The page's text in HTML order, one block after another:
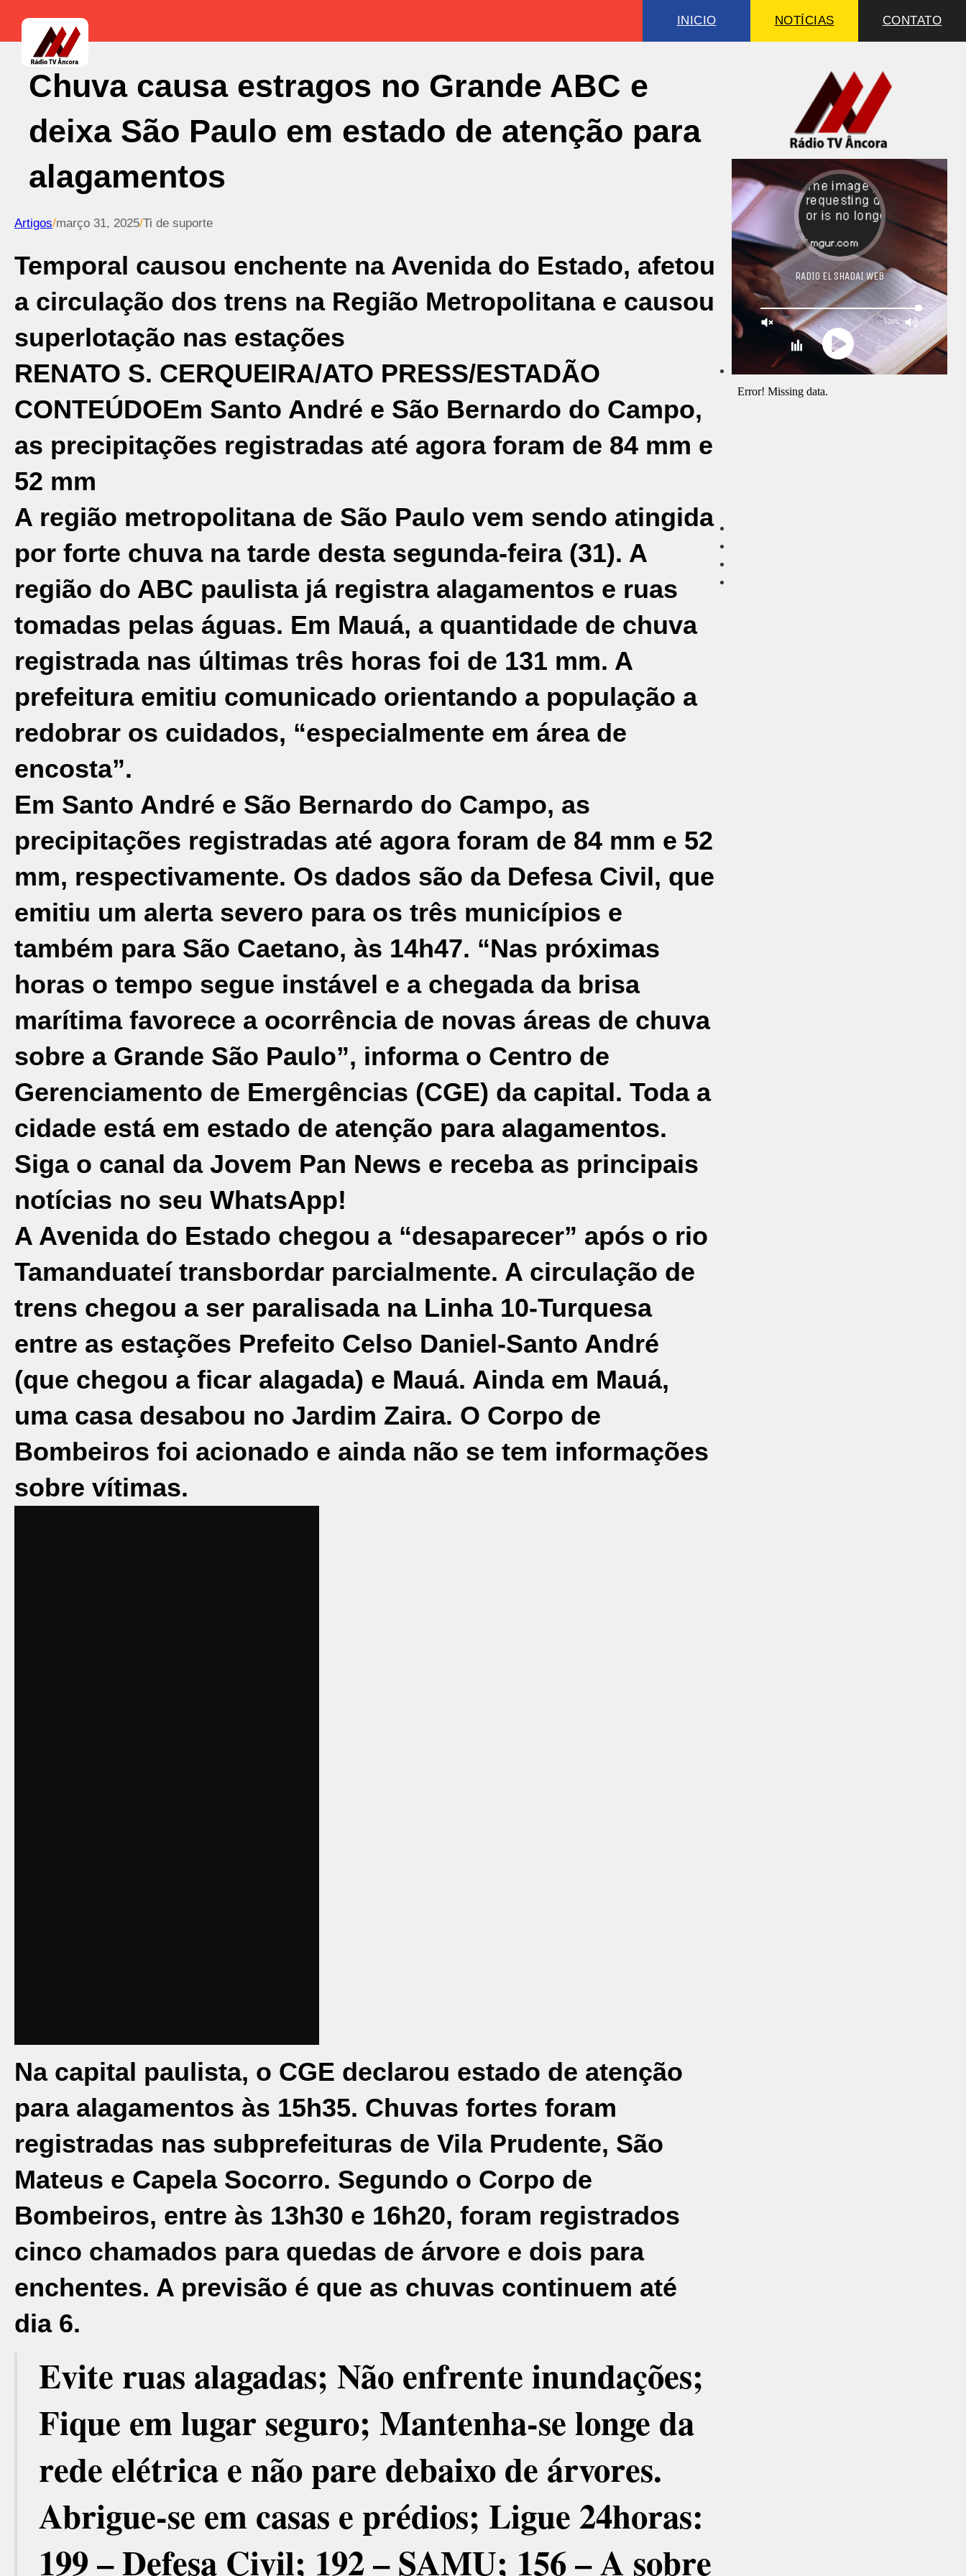
INICIO NOTÍCIAS CONTATO
Chuva causa estragos no Grande ABC e
deixa São Paulo em estado de atenção para
alagamentos
Artigos/março 31, 2025/Ti de suporte
Temporal causou enchente na Avenida do Estado, afetou
a circulação dos trens na Região Metropolitana e causou
superlotação nas estações
RENATO S. CERQUEIRA/ATO PRESS/ESTADÃO
CONTEÚDOEm Santo André e São Bernardo do Campo,
as precipitações registradas até agora foram de 84 mm e
52 mm
A região metropolitana de São Paulo vem sendo atingida
por forte chuva na tarde desta segunda-feira (31). A
região do ABC paulista já registra alagamentos e ruas
tomadas pelas águas. Em Mauá, a quantidade de chuva
registrada nas últimas três horas foi de 131 mm. A
prefeitura emitiu comunicado orientando a população a
redobrar os cuidados, “especialmente em área de
encosta”.
Em Santo André e São Bernardo do Campo, as
precipitações registradas até agora foram de 84 mm e 52
mm, respectivamente. Os dados são da Defesa Civil, que
emitiu um alerta severo para os três municípios e
também para São Caetano, às 14h47. “Nas próximas
horas o tempo segue instável e a chegada da brisa
marítima favorece a ocorrência de novas áreas de chuva
sobre a Grande São Paulo”, informa o Centro de
Gerenciamento de Emergências (CGE) da capital. Toda a
cidade está em estado de atenção para alagamentos.
Siga o canal da Jovem Pan News e receba as principais
notícias no seu WhatsApp!
A Avenida do Estado chegou a “desaparecer” após o rio
Tamanduateí transbordar parcialmente. A circulação de
trens chegou a ser paralisada na Linha 10-Turquesa
entre as estações Prefeito Celso Daniel-Santo André
(que chegou a ficar alagada) e Mauá. Ainda em Mauá,
uma casa desabou no Jardim Zaira. O Corpo de
Bombeiros foi acionado e ainda não se tem informações
sobre vítimas.
Na capital paulista, o CGE declarou estado de atenção
para alagamentos às 15h35. Chuvas fortes foram
registradas nas subprefeituras de Vila Prudente, São
Mateus e Capela Socorro. Segundo o Corpo de
Bombeiros, entre às 13h30 e 16h20, foram registrados
cinco chamados para quedas de árvore e dois para
enchentes. A previsão é que as chuvas continuem até
dia 6.
Evite ruas alagadas; Não enfrente inundações;
Fique em lugar seguro; Mantenha-se longe da
rede elétrica e não pare debaixo de árvores.
Abrigue-se em casas e prédios; Ligue 24horas:
199 – Defesa Civil; 192 – SAMU; 156 – A sobre